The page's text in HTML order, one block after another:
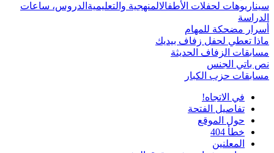
سيناريوهات لحفلات الأطفالالمنهجية والتعليمية الدروس، ساعات
الدراسة
أسرار مضحكة للمهام
ماذا تعطي لحفل زفاف بيديك
مسابقات الزفاف الحديثة
نص باتي الجنس
مسابقات حزب الكبار
في الاتجاه!
تفاصيل الفتحة
حول الموقع
خطأ 404
المعلنين